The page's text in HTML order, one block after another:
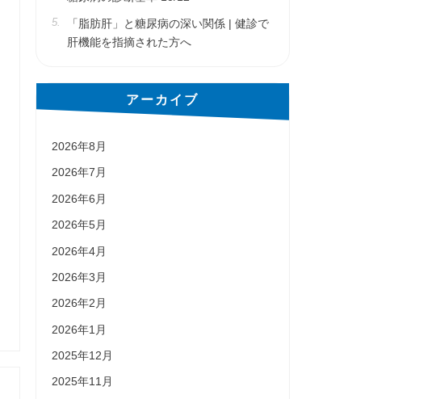
「脂肪肝」と糖尿病の深い関係 | 健診で
肝機能を指摘された方へ
アーカイブ
2026年8月
2026年7月
2026年6月
2026年5月
2026年4月
2026年3月
2026年2月
2026年1月
2025年12月
2025年11月